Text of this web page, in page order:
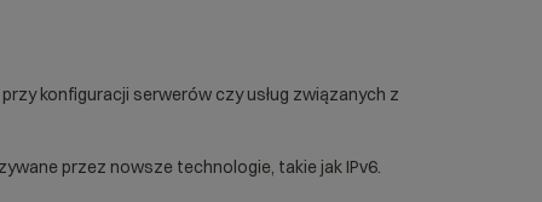
konfiguracji serwerów czy usług związanych z
przez nowsze technologie, takie jak IPv6.